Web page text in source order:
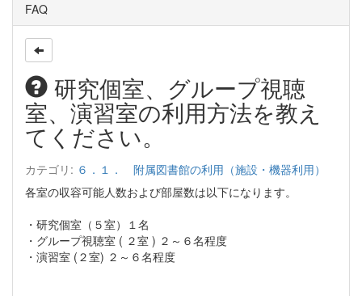
FAQ
研究個室、グループ視聴
室、演習室の利用方法を教え
てください。
カテゴリ: ６．１． 附属図書館の利用（施設・機器利用）
各室の収容可能人数および部屋数は以下になります。
・研究個室（５室）１名
・グループ視聴室 ( ２室 ) ２～６名程度
・演習室 (２室) ２～６名程度